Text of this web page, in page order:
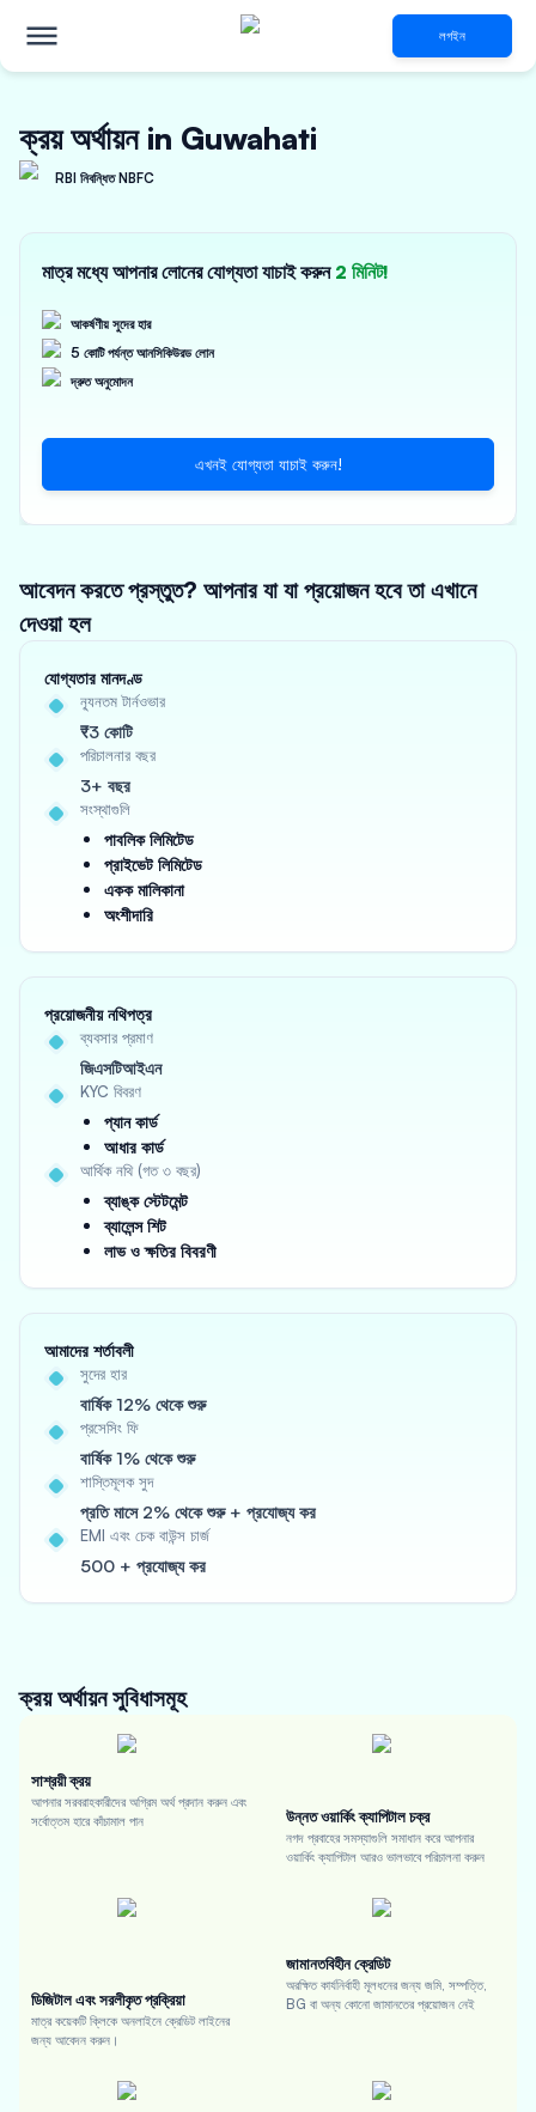
লগইন
ক্রয় অর্থায়ন in Guwahati
RBI নিবন্ধিত NBFC
মাত্র মধ্যে আপনার লোনের যোগ্যতা যাচাই করুন 2 মিনিট!
আকর্ষণীয় সুদের হার
5 কোটি পর্যন্ত আনসিকিউরড লোন
দ্রুত অনুমোদন
এখনই যোগ্যতা যাচাই করুন!
আবেদন করতে প্রস্তুত? আপনার যা যা প্রয়োজন হবে তা এখানে
দেওয়া হল
যোগ্যতার মানদণ্ড
ন্যূনতম টার্নওভার
₹3 কোটি
পরিচালনার বছর
3+ বছর
সংস্থাগুলি
পাবলিক লিমিটেড
প্রাইভেট লিমিটেড
একক মালিকানা
অংশীদারি
প্রয়োজনীয় নথিপত্র
ব্যবসার প্রমাণ
জিএসটিআইএন
KYC বিবরণ
প্যান কার্ড
আধার কার্ড
আর্থিক নথি (গত ৩ বছর)
ব্যাঙ্ক স্টেটমেন্ট
ব্যালেন্স শিট
লাভ ও ক্ষতির বিবরণী
আমাদের শর্তাবলী
সুদের হার
বার্ষিক 12% থেকে শুরু
প্রসেসিং ফি
বার্ষিক 1% থেকে শুরু
শাস্তিমূলক সুদ
প্রতি মাসে 2% থেকে শুরু + প্রযোজ্য কর
EMI এবং চেক বাউন্স চার্জ
500 + প্রযোজ্য কর
ক্রয় অর্থায়নসুবিধাসমূহ
সাশ্রয়ী ক্রয়
আপনার সরবরাহকারীদের অগ্রিম অর্থ প্রদান করুন এবং
সর্বোত্তম হারে কাঁচামাল পান
উন্নত ওয়ার্কিং ক্যাপিটাল চক্র
নগদ প্রবাহের সমস্যাগুলি সমাধান করে আপনার
ওয়ার্কিং ক্যাপিটাল আরও ভালভাবে পরিচালনা করুন
ডিজিটাল এবং সরলীকৃত প্রক্রিয়া
মাত্র কয়েকটি ক্লিকে অনলাইনে ক্রেডিট লাইনের
জন্য আবেদন করুন।
জামানতবিহীন ক্রেডিট
অরক্ষিত কার্যনির্বাহী মূলধনের জন্য জমি, সম্পত্তি,
BG বা অন্য কোনো জামানতের প্রয়োজন নেই